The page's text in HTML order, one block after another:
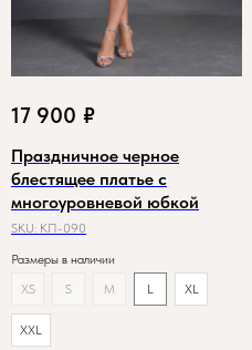
17 900 ₽
Праздничное черное
блестящее платье с
многоуровневой юбкой
SKU: КП-090
Размеры в наличии
XS
S M L XL
XXL